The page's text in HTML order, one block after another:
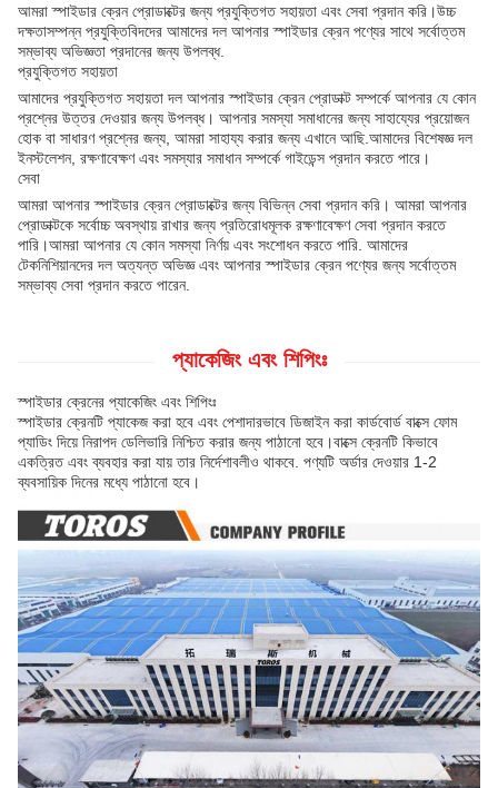
আমরা স্পাইডার ক্রেন প্রোডাক্টের জন্য প্রযুক্তিগত সহায়তা এবং সেবা প্রদান করি।উচ্চ
দক্ষতাসম্পন্ন প্রযুক্তিবিদদের আমাদের দল আপনার স্পাইডার ক্রেন পণ্যের সাথে সর্বোত্তম
সম্ভাব্য অভিজ্ঞতা প্রদানের জন্য উপলব্ধ.
প্রযুক্তিগত সহায়তা
আমাদের প্রযুক্তিগত সহায়তা দল আপনার স্পাইডার ক্রেন প্রোডাক্ট সম্পর্কে আপনার যে কোন
প্রশ্নের উত্তর দেওয়ার জন্য উপলব্ধ। আপনার সমস্যা সমাধানের জন্য সাহায্যের প্রয়োজন
হোক বা সাধারণ প্রশ্নের জন্য, আমরা সাহায্য করার জন্য এখানে আছি.আমাদের বিশেষজ্ঞ দল
ইনস্টলেশন, রক্ষণাবেক্ষণ এবং সমস্যার সমাধান সম্পর্কে গাইডেন্স প্রদান করতে পারে।
সেবা
আমরা আপনার স্পাইডার ক্রেন প্রোডাক্টের জন্য বিভিন্ন সেবা প্রদান করি। আমরা আপনার
প্রোডাক্টকে সর্বোচ্চ অবস্থায় রাখার জন্য প্রতিরোধমূলক রক্ষণাবেক্ষণ সেবা প্রদান করতে
পারি।আমরা আপনার যে কোন সমস্যা নির্ণয় এবং সংশোধন করতে পারি. আমাদের
টেকনিশিয়ানদের দল অত্যন্ত অভিজ্ঞ এবং আপনার স্পাইডার ক্রেন পণ্যের জন্য সর্বোত্তম
সম্ভাব্য সেবা প্রদান করতে পারেন.
প্যাকেজিং এবং শিপিংঃ
স্পাইডার ক্রেনের প্যাকেজিং এবং শিপিংঃ
স্পাইডার ক্রেনটি প্যাকেজ করা হবে এবং পেশাদারভাবে ডিজাইন করা কার্ডবোর্ড বাক্সে ফোম
প্যাডিং দিয়ে নিরাপদ ডেলিভারি নিশ্চিত করার জন্য পাঠানো হবে।বাক্সে ক্রেনটি কিভাবে
একত্রিত এবং ব্যবহার করা যায় তার নির্দেশাবলীও থাকবে. পণ্যটি অর্ডার দেওয়ার 1-2
ব্যবসায়িক দিনের মধ্যে পাঠানো হবে।